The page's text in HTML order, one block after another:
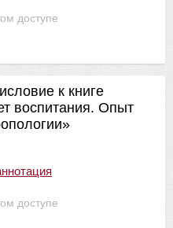
доступе
доступе
к книге
воспитания. Опыт